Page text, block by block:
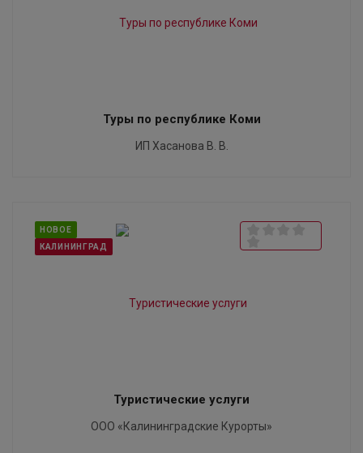
Туры по республике Коми
ИП Хасанова В. В.
НОВОЕ
КАЛИНИНГРАД
Туристические услуги
ООО «Калининградские Курорты»